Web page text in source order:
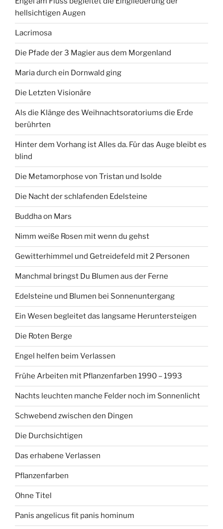
hellsichtigen Augen
Lacrimosa
Die Pfade der 3 Magier aus dem Morgenland
Maria durch ein Dornwald ging
Die Letzten Visionäre
Als die Klänge des Weihnachtsoratoriums die Erde
berührten
Hinter dem Vorhang ist Alles da. Für das Auge bleibt es
blind
Die Metamorphose von Tristan und Isolde
Die Nacht der schlafenden Edelsteine
Buddha on Mars
Nimm weiße Rosen mit wenn du gehst
Gewitterhimmel und Getreidefeld mit 2 Personen
Manchmal bringst Du Blumen aus der Ferne
Edelsteine und Blumen bei Sonnenuntergang
Ein Wesen begleitet das langsame Heruntersteigen
Die Roten Berge
Engel helfen beim Verlassen
Frühe Arbeiten mit Pflanzenfarben 1990 – 1993
Nachts leuchten manche Felder noch im Sonnenlicht
Schwebend zwischen den Dingen
Die Durchsichtigen
Das erhabene Verlassen
Pflanzenfarben
Ohne Titel
Panis angelicus fit panis hominum